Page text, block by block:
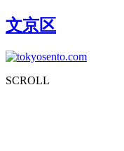
文京区
SCROLL